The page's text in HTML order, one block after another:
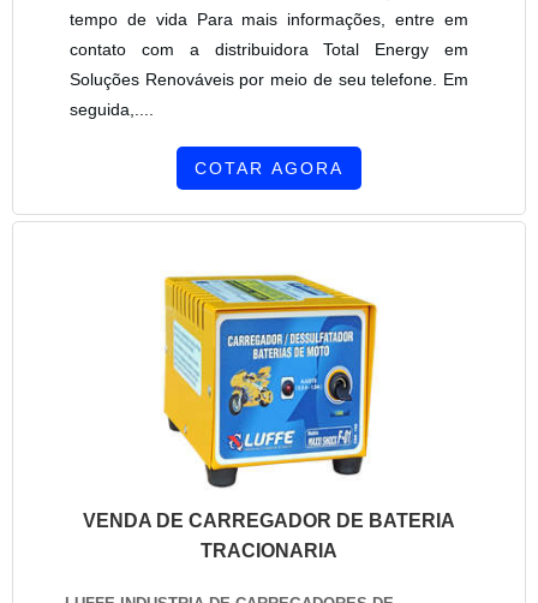
tempo de vida Para mais informações, entre em
contato com a distribuidora Total Energy em
Soluções Renováveis por meio de seu telefone. Em
seguida,....
COTAR AGORA
VENDA DE CARREGADOR DE BATERIA
TRACIONARIA